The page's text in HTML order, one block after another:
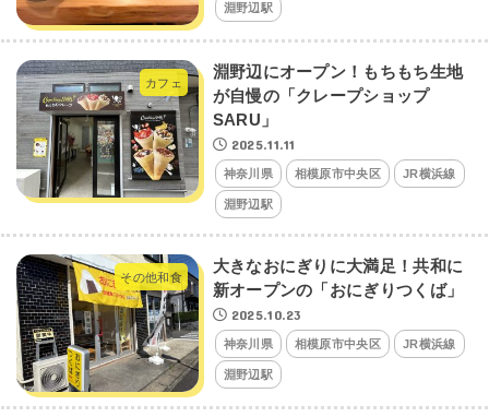
淵野辺駅
カフェ
淵野辺にオープン！もちもち生地
が自慢の「クレープショップ
SARU」
2025.11.11
神奈川県 相模原市中央区 JR横浜線
淵野辺駅
その他和食
大きなおにぎりに大満足！共和に
新オープンの「おにぎりつくば」
2025.10.23
神奈川県 相模原市中央区 JR横浜線
淵野辺駅